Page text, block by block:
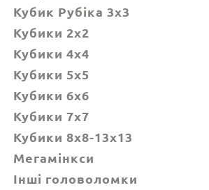
Кубик Рубіка 3x3
Кубики 2x2
Кубики 4x4
Кубики 5x5
Кубики 6х6
Кубики 7х7
Кубики 8x8-13x13
Мегамінкси
Інші головоломки